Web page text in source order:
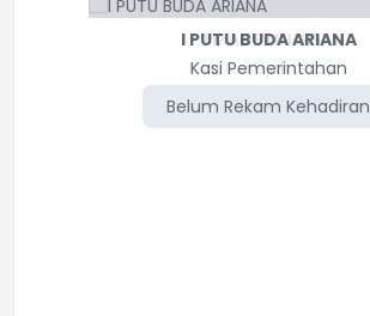
I PUTU BUDA ARIANA
Kasi Pemerintahan
Belum Rekam Kehadiran
I MADE LINGGA
Kasi Kesejahteraan
Belum Rekam Kehadiran